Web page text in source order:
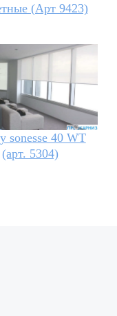
(Арт 9423)
sonesse 40 WT
(арт. 5304)